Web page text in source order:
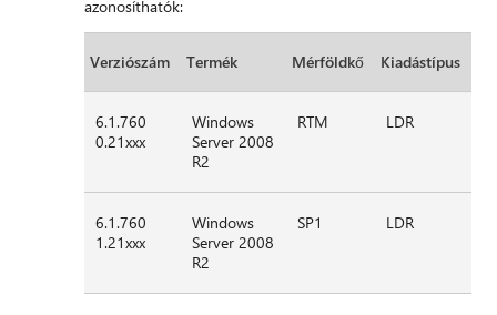
azonosíthatók:
Verziószám Termék Mérföldkő Kiadástípus
6.1.760
0.21xxx
Windows
Server 2008
R2
RTM LDR
6.1.760
1.21xxx
Windows
Server 2008
R2
SP1 LDR